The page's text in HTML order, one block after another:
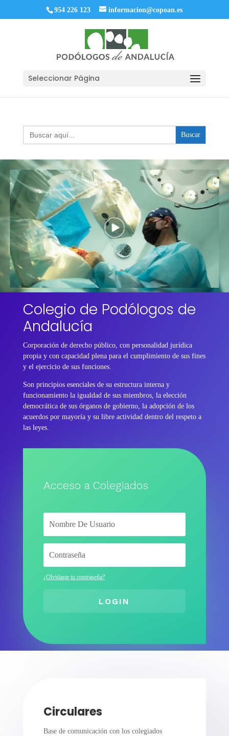
954 226 123 informacion@copoan.es
Seleccionar Página
Buscar:
Colegio de Podólogos de
Andalucía
Corporación de derecho público, con personalidad jurídica
propia y con capacidad plena para el cumplimiento de sus fines
y el ejercicio de sus funciones.
Son principios esenciales de su estructura interna y
funcionamiento la igualdad de sus miembros, la elección
democrática de sus órganos de gobierno, la adopción de los
acuerdos por mayoría y su libre actividad dentro del respeto a
las leyes.
Acceso a Colegiados
¿Olvidaste tu contraseña?
LOGIN
Circulares
Base de comunicación con los colegiados